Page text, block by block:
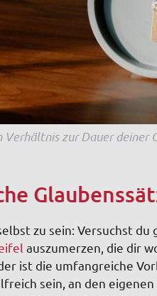
zur Dauer deiner
zu sein: Versuchst du
auszumerzen, die dir
ist die umfangreiche
sein, an den